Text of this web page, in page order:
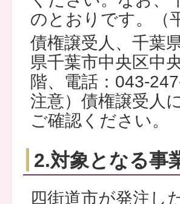
のとおりです。（
債権譲受人、千葉
県千葉市中央区中
階、電話：043-
注意）債権譲受人
ご確認ください。
2.対象となる事
四街道市が発注し